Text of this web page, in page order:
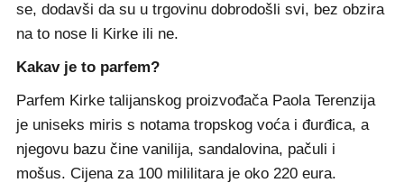
se, dodavši da su u trgovinu dobrodošli svi, bez obzira
na to nose li Kirke ili ne.
Kakav je to parfem?
Parfem Kirke talijanskog proizvođača Paola Terenzija
je uniseks miris s notama tropskog voća i đurđica, a
njegovu bazu čine vanilija, sandalovina, pačuli i
mošus. Cijena za 100 mililitara je oko 220 eura.